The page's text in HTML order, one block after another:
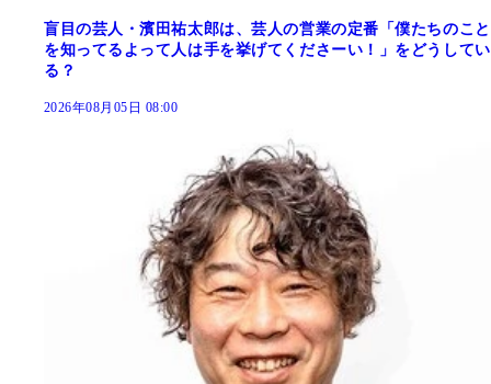
盲目の芸人・濱田祐太郎は、芸人の営業の定番「僕たちのこと
を知ってるよって人は手を挙げてくださーい！」をどうしてい
る？
2026年08月05日 08:00